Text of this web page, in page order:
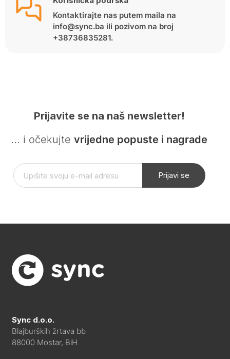
Kontaktirajte nas putem maila na
info@sync.ba ili pozivom na broj
+38736835281.
Prijavite se na naš newsletter!
… i očekujte vrijedne popuste i nagrade
Prijavi se
Sync d.o.o.
Blajburških žrtava bb
88000 Mostar, BiH